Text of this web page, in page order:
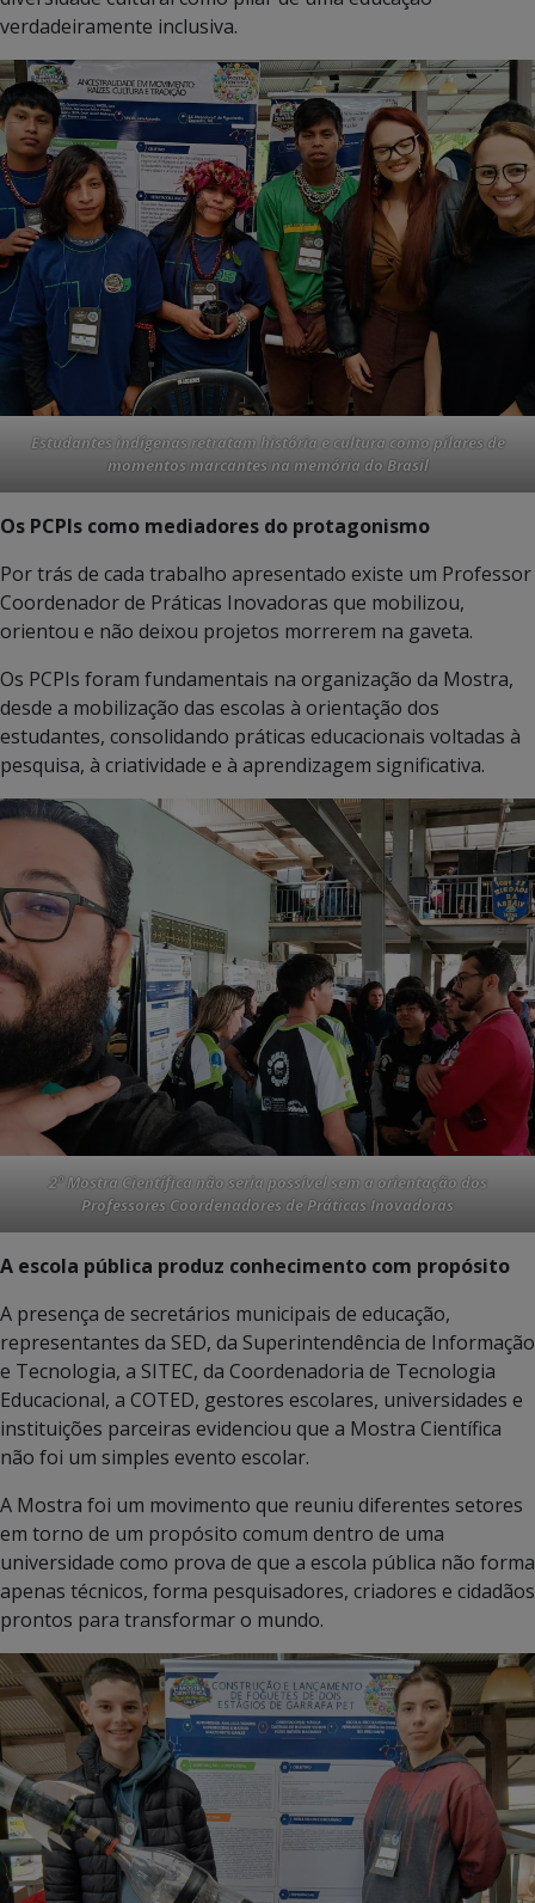
verdadeiramente inclusiva.
Estudantes indígenas retratam história e cultura como pilares de
momentos marcantes na memória do Brasil
Os PCPIs como mediadores do protagonismo
Por trás de cada trabalho apresentado existe um Professor
Coordenador de Práticas Inovadoras que mobilizou,
orientou e não deixou projetos morrerem na gaveta.
Os PCPIs foram fundamentais na organização da Mostra,
desde a mobilização das escolas à orientação dos
estudantes, consolidando práticas educacionais voltadas à
pesquisa, à criatividade e à aprendizagem significativa.
2ª Mostra Científica não seria possível sem a orientação dos
Professores Coordenadores de Práticas Inovadoras
A escola pública produz conhecimento com propósito
A presença de secretários municipais de educação,
representantes da SED, da Superintendência de Informação
e Tecnologia, a SITEC, da Coordenadoria de Tecnologia
Educacional, a COTED, gestores escolares, universidades e
instituições parceiras evidenciou que a Mostra Científica
não foi um simples evento escolar.
A Mostra foi um movimento que reuniu diferentes setores
em torno de um propósito comum dentro de uma
universidade como prova de que a escola pública não forma
apenas técnicos, forma pesquisadores, criadores e cidadãos
prontos para transformar o mundo.